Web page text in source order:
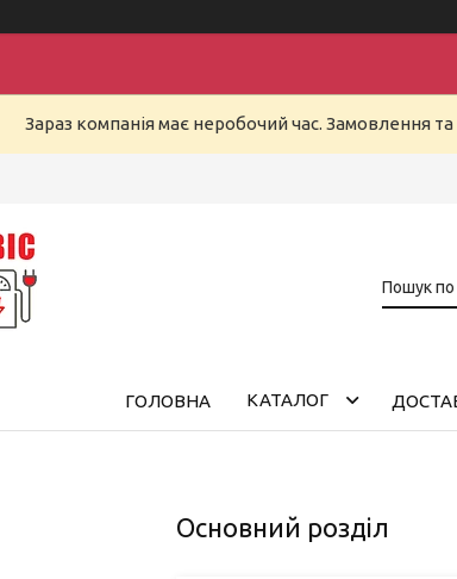
Зараз компанія має неробочий час. Замовлення
ГОЛОВНА КАТАЛОГ
Основний розділ